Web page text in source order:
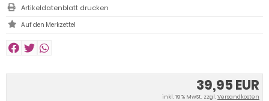
39,95 EUR
inkl. 19 % MwSt. zzgl.Versandkosten
Artikeldatenblatt drucken